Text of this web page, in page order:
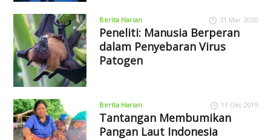
Berita Harian 31 Mar 2020
Peneliti: Manusia Berperan
dalam Penyebaran Virus
Patogen
Berita Harian 11 Okt 2019
Tantangan Membumikan
Pangan Laut Indonesia